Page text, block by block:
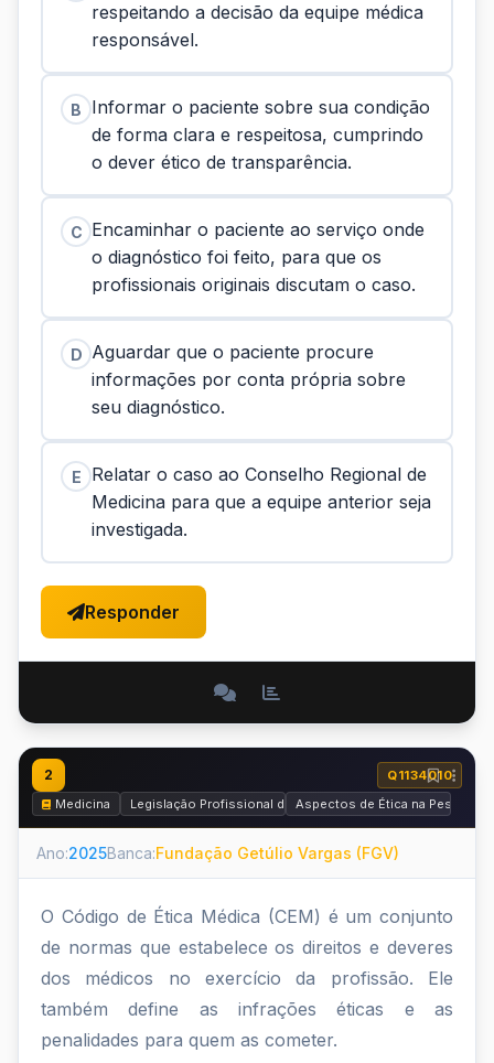
respeitando a decisão da equipe médica
responsável.
B
Informar o paciente sobre sua condição
de forma clara e respeitosa, cumprindo
o dever ético de transparência.
C Encaminhar o paciente ao serviço onde
o diagnóstico foi feito, para que os
profissionais originais discutam o caso.
D Aguardar que o paciente procure
informações por conta própria sobre
seu diagnóstico.
E
Relatar o caso ao Conselho Regional de
Medicina para que a equipe anterior seja
investigada.
Responder
2
Q1134010
Medicina
Legislação Profissional do MédicoAspectos de Ética na Pesquisa,
Ano:2025Banca:Fundação Getúlio Vargas (FGV)
O Código de Ética Médica (CEM) é um conjunto
de normas que estabelece os direitos e deveres
dos médicos no exercício da profissão. Ele
também define as infrações éticas e as
penalidades para quem as cometer.